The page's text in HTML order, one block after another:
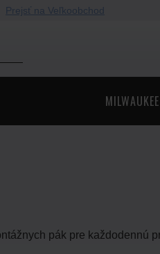
Prejsť na Veľkoobchod
MILWAUKEE
pák pre každodennú